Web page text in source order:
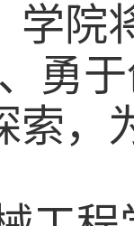
学院
勇
索，